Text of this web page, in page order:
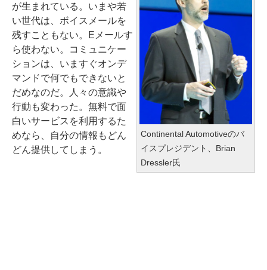
Continental Automotiveのバ
イスプレジデント、Brian
Dressler氏
が生まれている。いまや若
い世代は、ボイスメールを
残すこともない。Eメールす
ら使わない。コミュニケー
ションは、いますぐオンデ
マンドで何でもできないと
だめなのだ。人々の意識や
行動も変わった。無料で面
白いサービスを利用するた
めなら、自分の情報もどん
どん提供してしまう。